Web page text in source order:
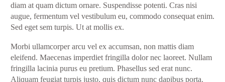
diam at quam dictum ornare. Suspendisse potenti. Cras nisi
augue, fermentum vel vestibulum eu, commodo consequat enim.
Sed eget sem turpis. Ut at mollis ex.
Morbi ullamcorper arcu vel ex accumsan, non mattis diam
eleifend. Maecenas imperdiet fringilla dolor nec laoreet. Nullam
fringilla lacinia purus eu pretium. Phasellus sed erat nunc.
Aliquam feugiat turpis justo, quis dictum nunc dapibus porta.